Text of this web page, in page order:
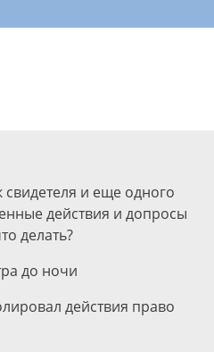
и еще одного
действия и допросы
делать?
до ночи
действия право